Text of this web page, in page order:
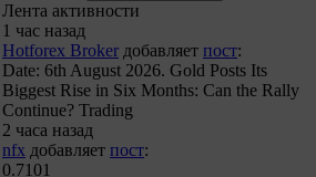
Лента активности
1 час назад
Hotforex Broker добавляет пост:
Date: 6th August 2026. Gold Posts Its
Biggest Rise in Six Months: Can the Rally
Continue? Trading
2 часа назад
nfx добавляет пост:
0.7101